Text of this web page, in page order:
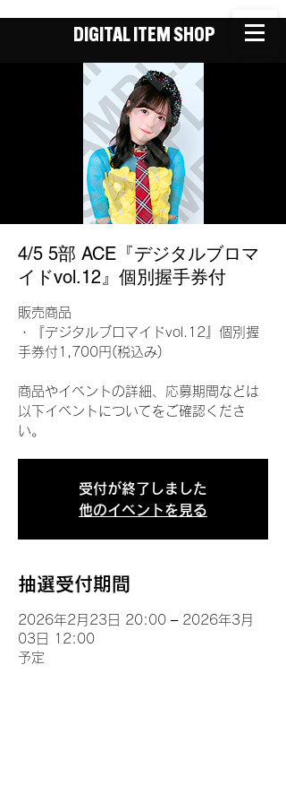
DIGITAL ITEM SHOP
4/5 5部 ACE『デジタルブロマ
イドvol.12』個別握手券付
販売商品
・『デジタルブロマイドvol.12』個別握
手券付1,700円(税込み)
商品やイベントの詳細、応募期間などは
以下イベントについてをご確認くださ
い。
受付が終了しました
他のイベントを見る
抽選受付期間
2026年2月23日 20:00 – 2026年3月
03日 12:00
予定